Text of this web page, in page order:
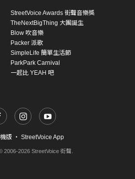
StreetVoice Awards 街聲音樂獎
TheNextBigThing 大團誕生
Blow 吹音樂
Packer 派歌
SimpleLife 簡單生活節
ParkPark Carnival
一起比 YEAH 吧
版 ・ StreetVoice App
2006-2026 StreetVoice 街聲.